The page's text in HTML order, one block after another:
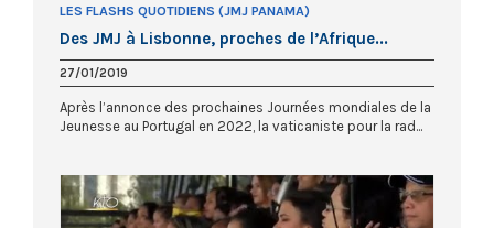
LES FLASHS QUOTIDIENS (JMJ PANAMA)
Des JMJ à Lisbonne, proches de l’Afrique...
27/01/2019
Après l’annonce des prochaines Journées mondiales de la
Jeunesse au Portugal en 2022, la vaticaniste pour la rad...